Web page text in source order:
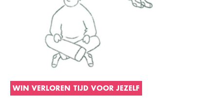
WIN VERLOREN TIJD VOOR JEZELF